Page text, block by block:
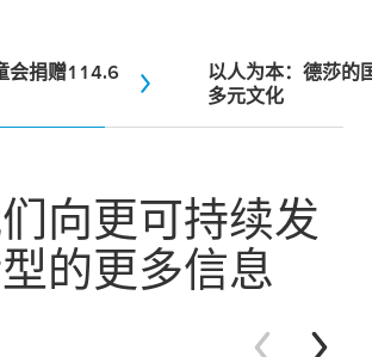
会捐赠114.6
以人为本：德莎的
多元文化
向更可持续发
的更多信息